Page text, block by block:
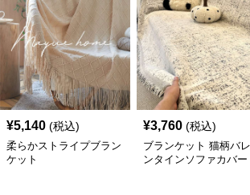
¥5,140 (税込)
柔らかストライプブラン
ケット
¥3,760 (税込)
ブランケット 猫柄バレ
ンタインソファカバー